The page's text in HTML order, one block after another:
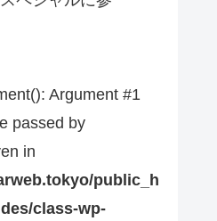
Argument #1
passed by
in
public_h
class-wp-